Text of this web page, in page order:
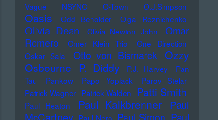
Vague
NSYNC O-Town O.J.Simpson
Oasis Odd Beholder Olga Reznichenko
Olivia Dean Olivia Newton John
Omar
Romero
Omer Klein Trio
One Direction
Oskar Sala
Otto von Bismarck Ozzy
Osbourne
P. Diddy P.J. Harvey
Pan
Tau
Pankow Papo Yoplack
Parov Stelar
Patrick Wagner Patrick Walden Patti Smith
Paul Heaton Paul Kalkbrenner
Paul
McCartney Paul Nero